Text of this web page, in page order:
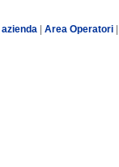
Area Operatori